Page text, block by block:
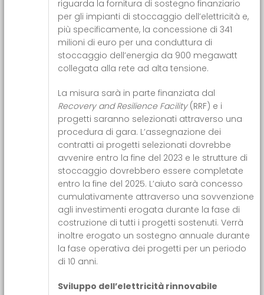
riguarda la fornitura di sostegno finanziario
per gli impianti di stoccaggio dell’elettricità e,
più specificamente, la concessione di 341
milioni di euro per una conduttura di
stoccaggio dell’energia da 900 megawatt
collegata alla rete ad alta tensione.
La misura sarà in parte finanziata dal
Recovery and Resilience Facility (RRF) e i
progetti saranno selezionati attraverso una
procedura di gara. L’assegnazione dei
contratti ai progetti selezionati dovrebbe
avvenire entro la fine del 2023 e le strutture di
stoccaggio dovrebbero essere completate
entro la fine del 2025. L’aiuto sarà concesso
cumulativamente attraverso una sovvenzione
agli investimenti erogata durante la fase di
costruzione di tutti i progetti sostenuti. Verrà
inoltre erogato un sostegno annuale durante
la fase operativa dei progetti per un periodo
di 10 anni.
Sviluppo dell’elettricità rinnovabile